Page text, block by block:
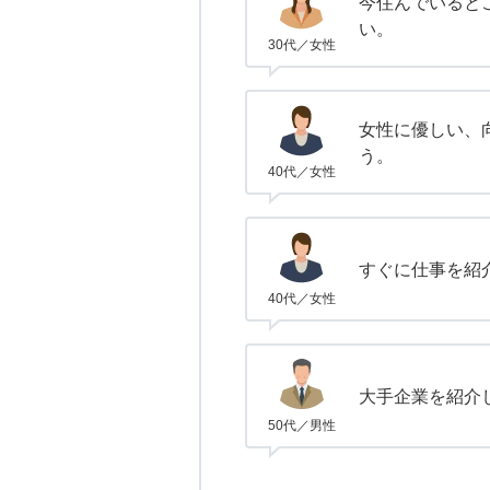
30代／女性
い。
40代／女性
女性に優しい、
う。
40代／女性
すぐに仕事を紹
50代／男性
大手企業を紹介